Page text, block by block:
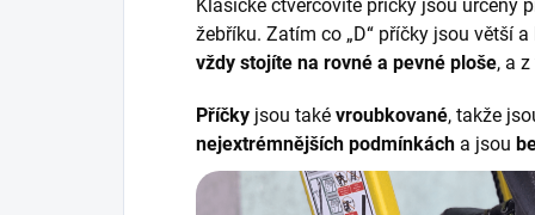
Klasické čtvercovité příčky jsou určeny
žebříku. Zatím co „D“ příčky jsou větší a
vždy stojíte na rovné a pevné ploše, a
Příčky jsou také vroubkované, takže
nejextrémnějších podmínkách a jsou